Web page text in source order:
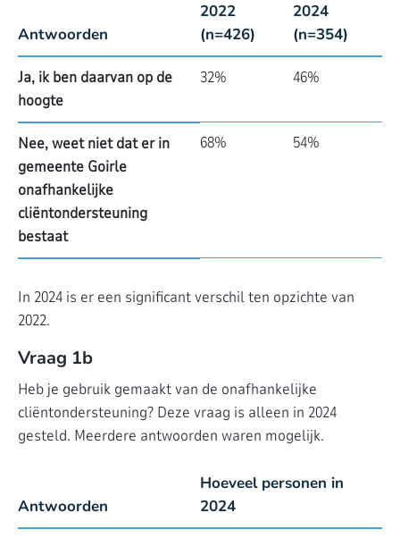
Antwoorden
2022
(n=426)
2024
(n=354)
Ja, ik ben daarvan op de
hoogte
32% 46%
Nee, weet niet dat er in
gemeente Goirle
onafhankelijke
cliëntondersteuning
bestaat
68% 54%
In 2024 is er een significant verschil ten opzichte van
2022.
Vraag 1b
Heb je gebruik gemaakt van de onafhankelijke
cliëntondersteuning? Deze vraag is alleen in 2024
gesteld. Meerdere antwoorden waren mogelijk.
Antwoorden
Hoeveel personen in
2024